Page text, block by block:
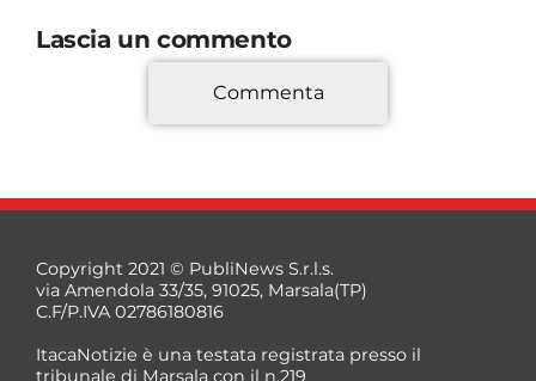
Lascia un commento
*
Commenta
Copyright 2021 © PubliNews S.r.l.s.
via Amendola 33/35, 91025, Marsala(TP)
C.F/P.IVA 02786180816
ItacaNotizie è una testata registrata presso il
tribunale di Marsala con il n.219